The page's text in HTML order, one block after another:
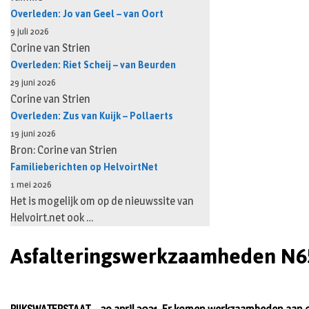
Overleden: Jo van Geel – van Oort
9 juli 2026
Corine van Strien
Overleden: Riet Scheij – van Beurden
29 juni 2026
Corine van Strien
Overleden: Zus van Kuijk – Pollaerts
19 juni 2026
Bron: Corine van Strien
Familieberichten op HelvoirtNet
1 mei 2026
Het is mogelijk om op de nieuwssite van
Helvoirt.net ook …
Asfalteringswerkzaamheden